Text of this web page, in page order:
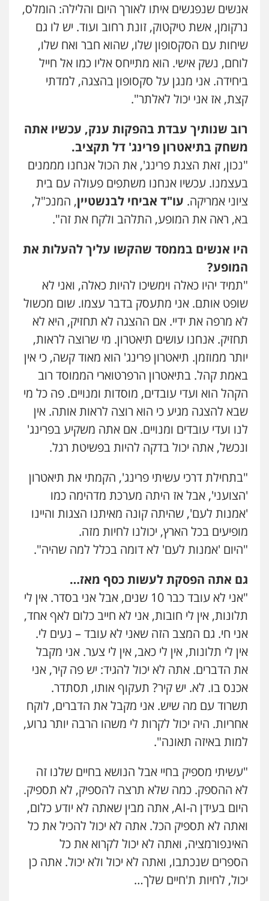
אנשים שנפגשים איתו לאורך היום והלילה: הומלס,
נרקומן, אשת טיקטוק, זונת רחוב ועוד. יש לו גם
שיחות עם הסקסופון שלו, שהוא חבר ואח שלו,
לוחם, נשק אישי. הוא מתייחס אליו כמו אל חייל
ביחידה. אני מנגן על סקסופון בהצגה, למדתי
קצת, אז אני יכול לאלתר".
רוב שנותיך עבדת בהפקות ענק, עכשיו אתה
משחק בתיאטרון פרינג' דל תקציב.
"נכון, זאת הצגת פרינג', את הכול אנחנו מממנים
בעצמנו. עכשיו אנחנו משתפים פעולה עם בית
ציוני אמריקה. עו"ד אביחי לבנשטיין, המנכ"ל,
בא, ראה את המופע, התלהב ולקח את זה".
היו אנשים בממסד שהקשו עליך להעלות את
המופע?
"תמיד יהיו כאלה וימשיכו להיות כאלה, ואני לא
שופט אותם. אני מתעסק בדבר עצמו. שום מכשול
לא מרפה את ידיי. אם ההצגה לא תחזיק, היא לא
תחזיק. אנחנו עושים תיאטרון. מי שרוצה לראות,
יותר ממוזמן. תיאטרון פרינג' הוא מאוד קשה, כי אין
באמת קהל. בתיאטרון הרפרטוארי הממוסד רוב
הקהל הוא ועדי עובדים, מוסדות ומנויים. פה כל מי
שבא להצגה מגיע כי הוא רוצה לראות אותה. אין
לנו ועדי עובדים ומנויים. אם אתה משקיע בפרינג'
ונכשל, אתה יכול בדקה להיות בפשיטת רגל.
"בתחילת דרכי עשיתי פרינג', הקמתי את תיאטרון
'הצועני', אבל אז היתה מערכת מדהימה כמו
'אמנות לעם', שהיתה קונה מאיתנו הצגות והיינו
מופיעים בכל הארץ, יכולנו לחיות מזה.
"היום 'אמנות לעם' לא דומה בכלל למה שהיה".
גם אתה הפסקת לעשות כסף מאז…
"אני לא עובד כבר 10 שנים, אבל אני בסדר. אין לי
תלונות, אין לי חובות, אני לא חייב כלום לאף אחד,
אני חי. גם המצב הזה שאני לא עובד – נעים לי.
אין לי תלונות, אין לי כאב, אין לי צער. אני מקבל
את הדברים. אתה לא יכול להגיד: יש פה קיר, אני
אכנס בו. לא. יש קיר? תעקוף אותו, תסתדר.
תשרוד עם מה שיש. אני מקבל את הדברים, לוקח
אחריות. היה יכול לקרות לי משהו הרבה יותר גרוע,
למות באיזה תאונה".
"עשיתי מספיק בחיי אבל הנושא בחיים שלנו זה
לא ההספק. כמה שלא תרצה להספיק, לא תספיק.
היום בעידן ה-AI, אתה מבין שאתה לא יודע כלום,
ואתה לא תספיק הכל. אתה לא יכול להכיל את כל
האינפורמציה, ואתה לא יכול לקרוא את כל
הספרים שנכתבו, ואתה לא יכול ולא יכול. אתה כן
יכול, לחיות ת'חיים שלך…